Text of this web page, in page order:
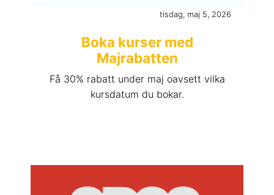
tisdag, maj 5, 2026
Boka kurser med
Majrabatten
Få 30% rabatt under maj oavsett vilka
kursdatum du bokar.